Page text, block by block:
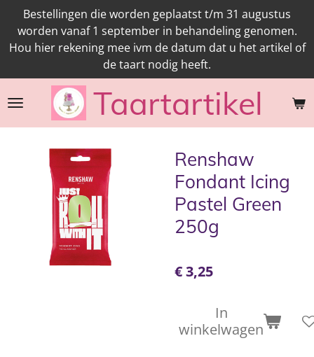
direct
naar
hoofdinhoud
Taartartikel
Bestellingen die worden geplaatst t/m 31 augustus
worden vanaf 1 september in behandeling genomen.
Hou hier rekening mee ivm de datum dat u het artikel of
de taart nodig heeft.
Renshaw
Fondant Icing
Pastel Green
250g
€ 3,25
In
winkelwagen